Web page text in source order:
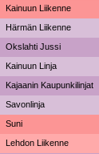
Kainuun Liikenne
Härmän Liikenne
Okslahti Jussi
Kainuun Linja
Kajaanin Kaupunkilinjat
Savonlinja
Suni
Lehdon Liikenne